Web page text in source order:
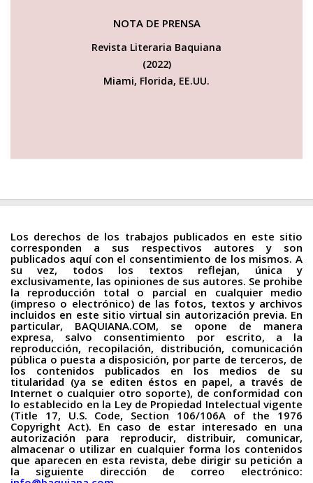
NOTA DE PRENSA
Revista Literaria Baquiana
(2022)
Miami, Florida, EE.UU.
Los derechos de los trabajos publicados en este sitio
corresponden a sus respectivos autores y son
publicados aquí con el consentimiento de los mismos. A
su vez, todos los textos reflejan, única y
exclusivamente, las opiniones de sus autores. Se prohibe
la reproducción total o parcial en cualquier medio
(impreso o electrónico) de las fotos, textos y archivos
incluidos en este sitio virtual sin autorización previa. En
particular, BAQUIANA.COM, se opone de manera
expresa, salvo consentimiento por escrito, a la
reproducción, recopilación, distribución, comunicación
pública o puesta a disposición, por parte de terceros, de
los contenidos publicados en los medios de su
titularidad (ya se editen éstos en papel, a través de
Internet o cualquier otro soporte), de conformidad con
lo establecido en la Ley de Propiedad Intelectual vigente
(Title 17, U.S. Code, Section 106/106A of the 1976
Copyright Act). En caso de estar interesado en una
autorización para reproducir, distribuir, comunicar,
almacenar o utilizar en cualquier forma los contenidos
que aparecen en esta revista, debe dirigir su petición a
la siguiente dirección de correo electrónico: